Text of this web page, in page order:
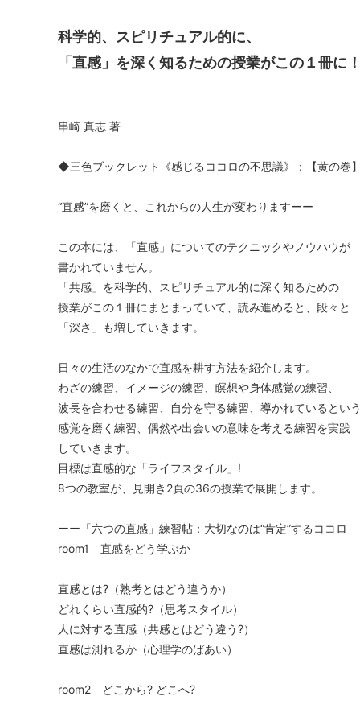
科学的、スピリチュアル的に、
「直感」を深く知るための授業がこの１冊に
串崎 真志 著
◆三色ブックレット《感じるココロの不思議》：【黄の巻
“直感”を磨くと、これからの人生が変わりますーー
この本には、「直感」についてのテクニックやノウハウが
書かれていません。
「共感」を科学的、スピリチュアル的に深く知るための
授業がこの１冊にまとまっていて、読み進めると、段々と
「深さ」も増していきます。
日々の生活のなかで直感を耕す方法を紹介します。
わざの練習、イメージの練習、瞑想や身体感覚の練習、
波長を合わせる練習、自分を守る練習、導かれているとい
感覚を磨く練習、偶然や出会いの意味を考える練習を実践
していきます。
目標は直感的な「ライフスタイル」!
8つの教室が、見開き2頁の36の授業で展開します。
ーー「六つの直感」練習帖：大切なのは“肯定”するココロ
room1 直感をどう学ぶか
直感とは?（熟考とはどう違うか）
どれくらい直感的?（思考スタイル）
人に対する直感（共感とはどう違う?）
直感は測れるか（心理学のばあい）
room2 どこから? どこへ?